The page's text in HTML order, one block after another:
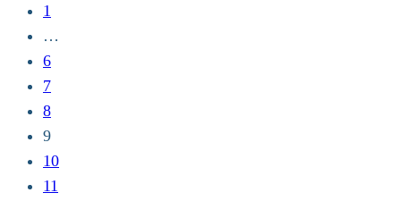
vorherigen
Seite
1
…
6
7
8
9
10
11